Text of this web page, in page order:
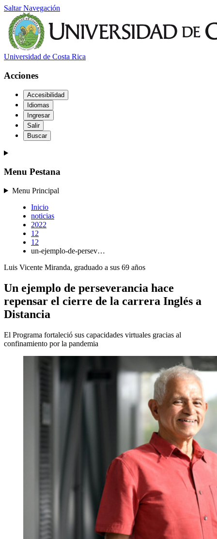
Saltar Navegación
Universidad de Costa Rica
Acciones
Accesibilidad
Idiomas
Ingresar
Salir
Buscar
Menu Pestana
Menu Principal
Inicio
noticias
2022
12
12
un-ejemplo-de-persev…
Luis Vicente Miranda, graduado a sus 69 años
Un ejemplo de perseverancia hace
repensar el cierre de la carrera Inglés a
Distancia
El Programa fortaleció sus capacidades virtuales gracias al
confinamiento por la pandemia